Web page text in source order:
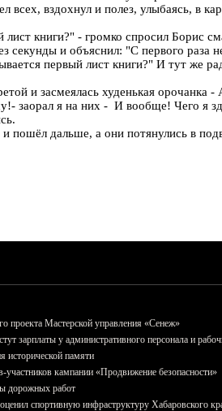
всех, вздохнул и полез, улыбаясь, в
лист книги?" - громко спросил Борис
секунды и объяснил: "С первого раза
первый лист книги?" И тут же
и засмеялась худенькая
заорал я на них - И вообще! Чего я
пошёл дальше, а они потянулись в
проекта Мастерской управления «Сенеж»
зарплаты у административного персонала и
исторической памяти
кампании «Продвижение безопасности»
дорожных работ
спортивную инфраструктуру Хабаровского